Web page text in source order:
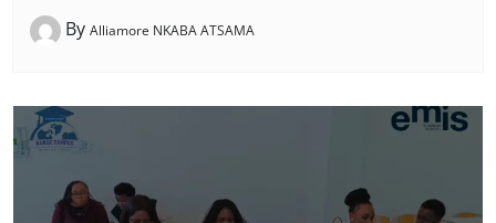
By Alliamore NKABA ATSAMA